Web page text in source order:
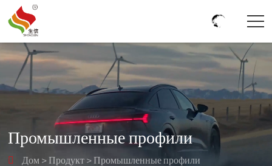
Промышленные профили
 Дом >Продукт >Промышленные профили